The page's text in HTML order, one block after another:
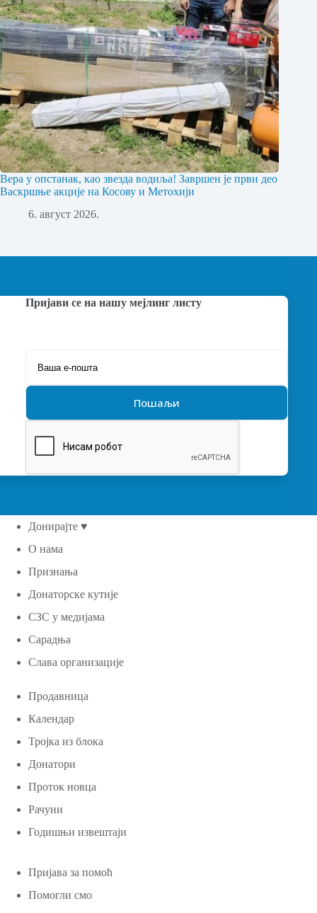
Вера у опстанак, као звезда водиља! Завршен је први део
Васкршње акције на Косову и Метохији
6. август 2026.
Пријави се на нашу мејлинг листу
Донирајте ♥
О нама
Признања
Донаторске кутије
СЗС у медијама
Сарадња
Слава организације
Продавница
Календар
Тројка из блока
Донатори
Проток новца
Рачуни
Годишњи извештаји
Пријава за помоћ
Помогли смо